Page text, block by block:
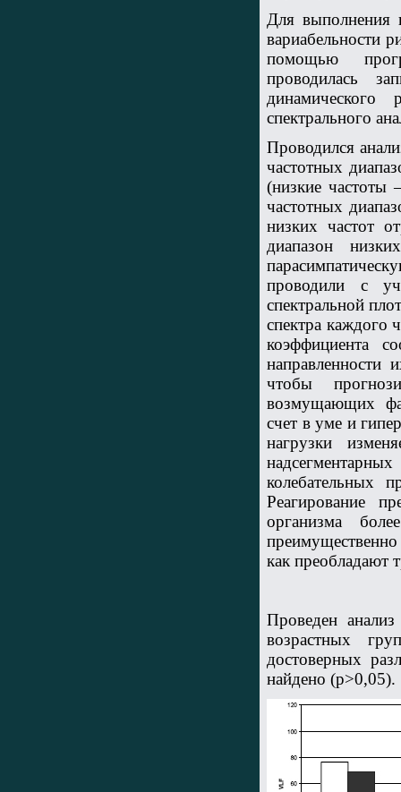
Для выполнения
вариабельности
помощью
проводилась
спектрального
Проводился
частотных
(низкие
частотных
низких частот
диапазон
проводили с
спектральной
спектра каждого
коэффициента
направленности
чтобы
возмущающих
счет в уме и
нагрузки
колебательных
Реагирование
организма
как преобладают
Проведен
возрастных
достоверных
найдено (р>0,05).